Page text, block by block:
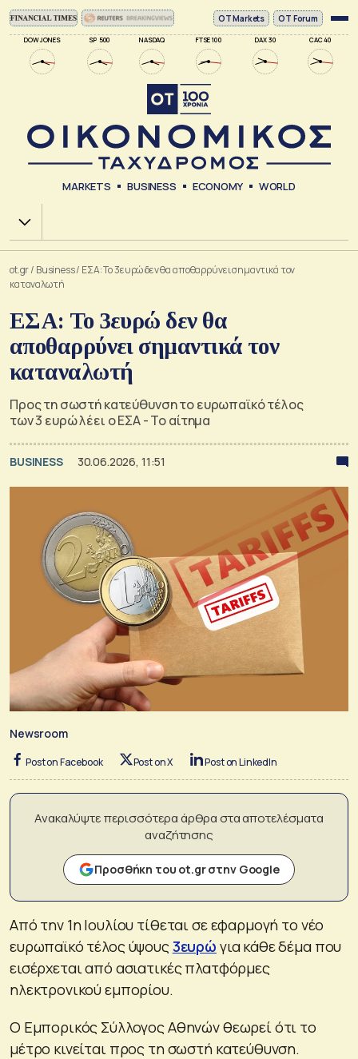
DOW JONES SP 500 NASDAQ FTSE 100 DAX 30 CAC 40
ΟΤ Markets OT Forum
MARKETS BUSINESS ECONOMY WORLD
Χ.Α.
ot.gr/ Business/ ΕΣΑ: Το 3ευρώ δεν θα αποθαρρύνει σημαντικά τον
καταναλωτή
ΕΣΑ: Το 3ευρώ δεν θα
αποθαρρύνει σημαντικά τον
καταναλωτή
Προς τη σωστή κατεύθυνση το ευρωπαϊκό τέλος
των 3 ευρώ λέει ο ΕΣΑ - Το αίτημα
BUSINESS 30.06.2026, 11:51
Newsroom
Post on Facebook Post on X Post on LinkedIn
Ανακαλύψτε περισσότερα άρθρα στα αποτελέσματα
αναζήτησης
Προσθήκη του ot.gr στην Google
Από την 1η Ιουλίου τίθεται σε εφαρμογή το νέο
ευρωπαϊκό τέλος ύψους3ευρώ για κάθε δέμα που
εισέρχεται από ασιατικές πλατφόρμες
ηλεκτρονικού εμπορίου.
Ο Εμπορικός Σύλλογος Αθηνών θεωρεί ότι το
μέτρο κινείται προς τη σωστή κατεύθυνση.